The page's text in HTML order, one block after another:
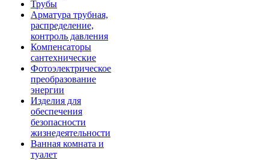
Трубы
Арматура трубная,
распределение,
контроль давления
Компенсаторы
сантехнические
Фотоэлектрическое
преобразование
энергии
Изделия для
обеспечения
безопасности
жизнедеятельности
Ванная комната и
туалет